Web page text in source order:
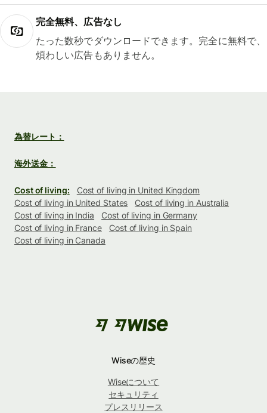
完全無料、広告なし
たった数秒でダウンロードできます。完全に無料で、
煩わしい広告もありません。
為替レート：
海外送金：
Cost of living:
Cost of living in United Kingdom
Cost of living in United States
Cost of living in Australia
Cost of living in India
Cost of living in Germany
Cost of living in France
Cost of living in Spain
Cost of living in Canada
Wiseの歴史
Wiseについて
セキュリティ
プレスリリース